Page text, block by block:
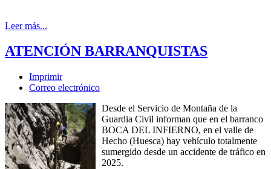
Leer más...
ATENCIÓN BARRANQUISTAS
Imprimir
Correo electrónico
Desde el Servicio de Montaña de la
Guardia Civil informan que en el barranco
BOCA DEL INFIERNO, en el valle de
Hecho (Huesca) hay vehículo totalmente
sumergido desde un accidente de tráfico en
2025.